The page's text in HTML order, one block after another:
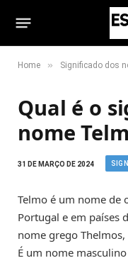
Home » Significado dos
Qual é o
nome
31 DE MARÇO DE 2024
Telmo é um nome de
Portugal e em países
nome grego Thelmos,
É um nome